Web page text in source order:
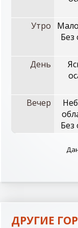
Утро
Без
День
Вечер
Без
ДРУГИЕ